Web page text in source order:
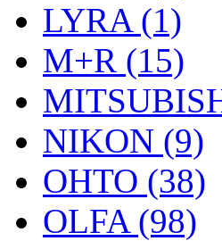
LYRA (1)
M+R (15)
NIKON (9)
OHTO (38)
OLFA (98)